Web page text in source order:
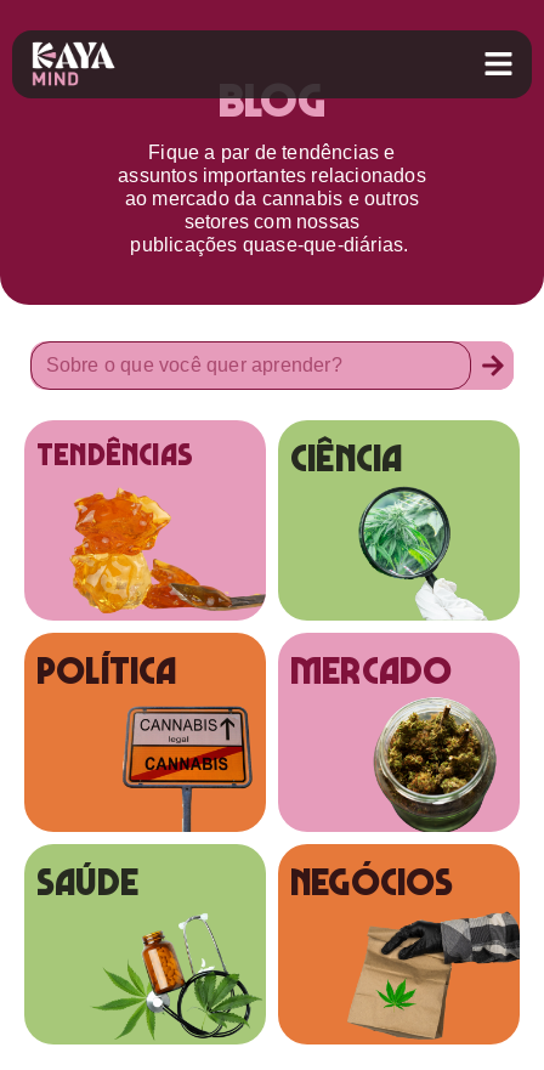
Blog
Fique a par detendências e
assuntos importantes relacionados
ao mercado da cannabis e outros
setorescom nossas
publicações quase-que-diárias.
tendências Ciência
Política MERCADO
SAÚDE NEGÓCIOS